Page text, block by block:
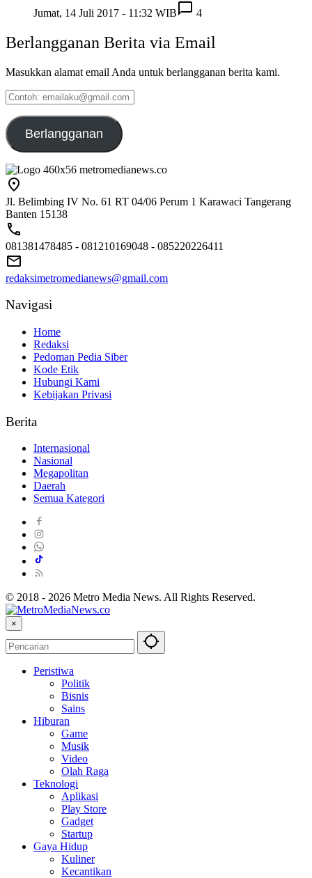
Jumat, 14 Juli 2017 - 11:32 WIB
4
Berlangganan Berita via Email
Masukkan alamat email Anda untuk berlangganan berita kami.
Contoh:
emailaku@gmail.com
Berlangganan
Jl. Belimbing IV No. 61 RT 04/06 Perum 1 Karawaci Tangerang
Banten 15138
081381478485 - 081210169048 - 085220226411
redaksimetromedianews@gmail.com
Navigasi
Home
Redaksi
Pedoman Pedia Siber
Kode Etik
Hubungi Kami
Kebijakan Privasi
Berita
Internasional
Nasional
Megapolitan
Daerah
Semua Kategori
© 2018 - 2026 Metro Media News. All Rights Reserved.
×
Peristiwa
Politik
Bisnis
Sains
Hiburan
Game
Musik
Video
Olah Raga
Teknologi
Aplikasi
Play Store
Gadget
Startup
Gaya Hidup
Kuliner
Kecantikan